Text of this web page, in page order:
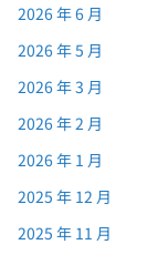
2026 年 6 月
2026 年 5 月
2026 年 3 月
2026 年 2 月
2026 年 1 月
2025 年 12 月
2025 年 11 月